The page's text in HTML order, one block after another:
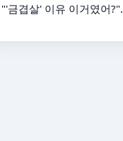
"'금겹살' 이유 이거였어